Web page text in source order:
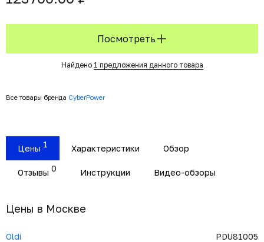
Посмотреть
Найдено 1 предложения данного товара
Все товары бренда CyberPower
Цены 1 Характеристики Обзор
Отзывы 0 Инструкции Видео-обзоры
Цены в Москвe
Oldi
PDU81005